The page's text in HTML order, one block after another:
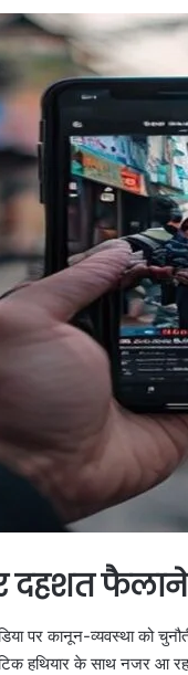
दहशत
पर कानून-व्यवस्था को
हथियार के साथ नजर आ